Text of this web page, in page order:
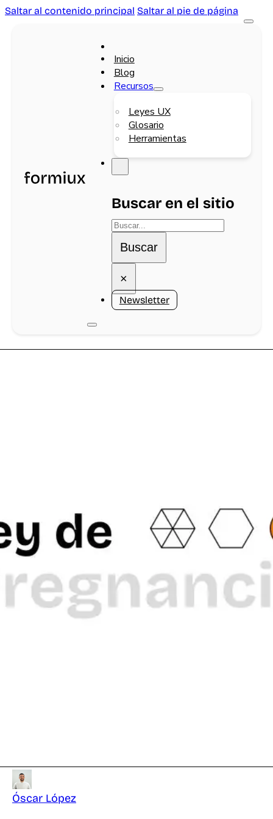
Saltar al contenido principal Saltar al pie de página
Inicio
Blog
Recursos
Leyes UX
Glosario
Herramientas
Buscar en el sitio
Buscar
Buscar
×
Newsletter
Óscar López